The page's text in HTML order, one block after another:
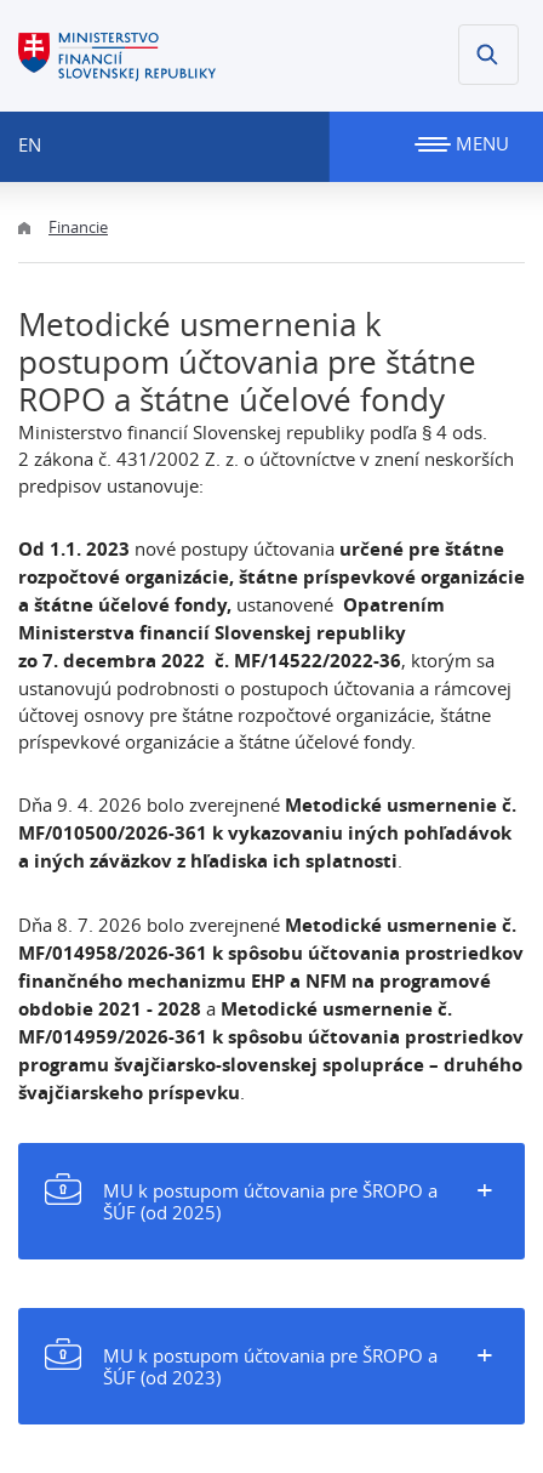
EN MENU
Financie
Metodické usmernenia k
postupom účtovania pre štátne
ROPO a štátne účelové fondy
Ministerstvo financií Slovenskej republiky podľa § 4 ods.
2 zákona č. 431/2002 Z. z. o účtovníctve v znení neskorších
predpisov ustanovuje:
Od 1.1. 2023 nové postupy účtovania určené pre štátne
rozpočtové organizácie, štátne príspevkové organizácie
a štátne účelové fondy, ustanovené Opatrením
Ministerstva financií Slovenskej republiky
zo 7. decembra 2022 č. MF/14522/2022-36, ktorým sa
ustanovujú podrobnosti o postupoch účtovania a rámcovej
účtovej osnovy pre štátne rozpočtové organizácie, štátne
príspevkové organizácie a štátne účelové fondy.
Dňa 9. 4. 2026 bolo zverejnené Metodické usmernenie č.
MF/010500/2026-361 k vykazovaniu iných pohľadávok
a iných záväzkov z hľadiska ich splatnosti.
Dňa 8. 7. 2026 bolo zverejnené Metodické usmernenie č.
MF/014958/2026-361 k spôsobu účtovania prostriedkov
finančného mechanizmu EHP a NFM na programové
obdobie 2021 - 2028 a Metodické usmernenie č.
MF/014959/2026-361 k spôsobu účtovania prostriedkov
programu švajčiarsko-slovenskej spolupráce – druhého
švajčiarskeho príspevku.
+
MU k postupom účtovania pre ŠROPO a
ŠÚF (od 2025)
+
MU k postupom účtovania pre ŠROPO a
ŠÚF (od 2023)